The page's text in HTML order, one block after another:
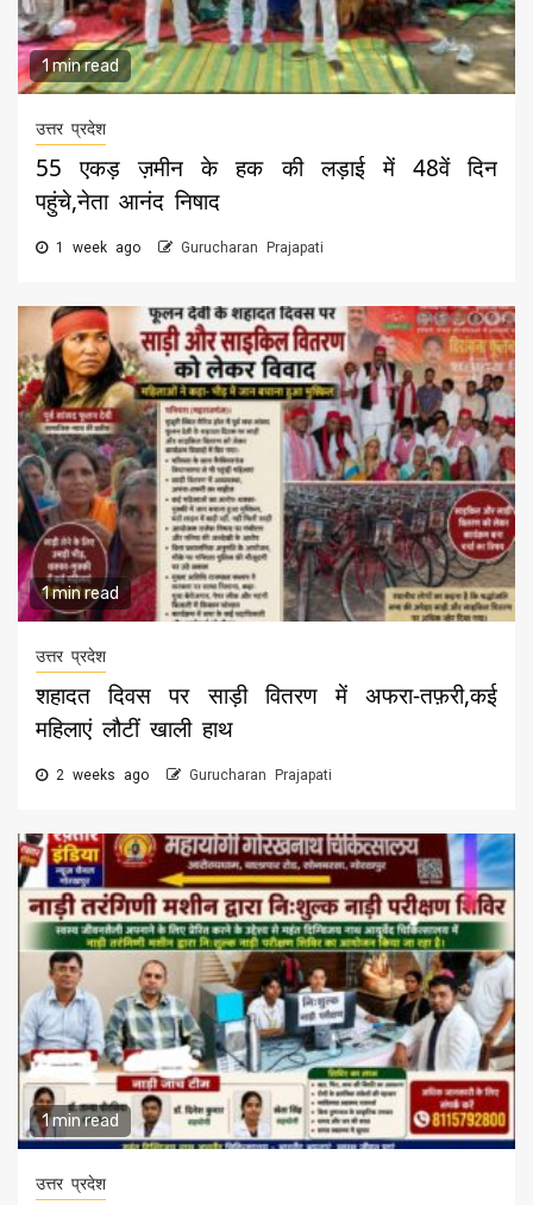
1 min read
उत्तर प्रदेश
55 एकड़ ज़मीन के हक की लड़ाई में 48वें दिन
पहुंचे,नेता आनंद निषाद
1 week ago Gurucharan Prajapati
1 min read
उत्तर प्रदेश
शहादत दिवस पर साड़ी वितरण में अफरा-तफ़री,कई
महिलाएं लौटीं खाली हाथ
2 weeks ago Gurucharan Prajapati
1 min read
उत्तर प्रदेश